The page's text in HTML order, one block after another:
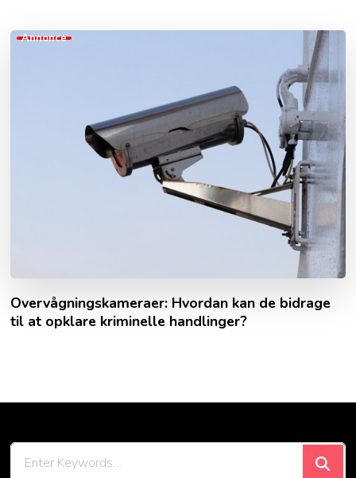
Annonce
Overvågningskameraer: Hvordan kan de bidrage
til at opklare kriminelle handlinger?
Looking